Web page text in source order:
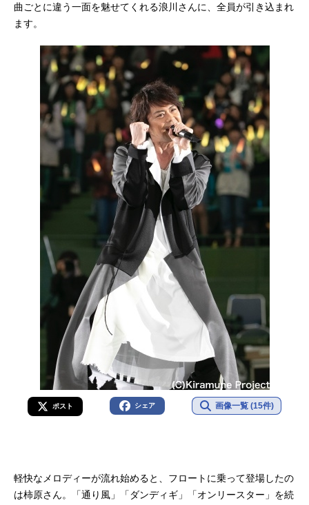
曲ごとに違う一面を魅せてくれる浪川さんに、全員が引き込まれ
ます。
ポスト シェア 画像一覧 (15件)
軽快なメロディーが流れ始めると、フロートに乗って登場したの
は柿原さん。「通り風」「ダンディギ」「オンリースター」を続